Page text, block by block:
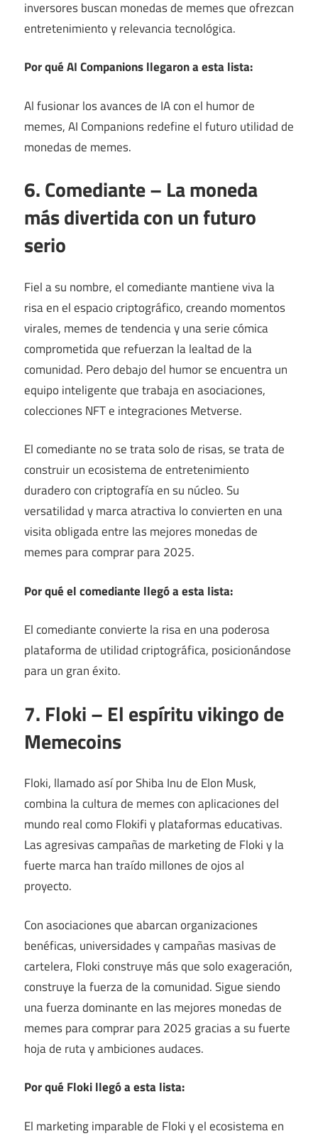
inversores buscan monedas de memes que ofrezcan
entretenimiento y relevancia tecnológica.
Por qué AI Companions llegaron a esta lista:
Al fusionar los avances de IA con el humor de
memes, AI Companions redefine el futuro utilidad de
monedas de memes.
6. Comediante – La moneda
más divertida con un futuro
serio
Fiel a su nombre, el comediante mantiene viva la
risa en el espacio criptográfico, creando momentos
virales, memes de tendencia y una serie cómica
comprometida que refuerzan la lealtad de la
comunidad. Pero debajo del humor se encuentra un
equipo inteligente que trabaja en asociaciones,
colecciones NFT e integraciones Metverse.
El comediante no se trata solo de risas, se trata de
construir un ecosistema de entretenimiento
duradero con criptografía en su núcleo. Su
versatilidad y marca atractiva lo convierten en una
visita obligada entre las mejores monedas de
memes para comprar para 2025.
Por qué el comediante llegó a esta lista:
El comediante convierte la risa en una poderosa
plataforma de utilidad criptográfica, posicionándose
para un gran éxito.
7. Floki – El espíritu vikingo de
Memecoins
Floki, llamado así por Shiba Inu de Elon Musk,
combina la cultura de memes con aplicaciones del
mundo real como Flokifi y plataformas educativas.
Las agresivas campañas de marketing de Floki y la
fuerte marca han traído millones de ojos al
proyecto.
Con asociaciones que abarcan organizaciones
benéficas, universidades y campañas masivas de
cartelera, Floki construye más que solo exageración,
construye la fuerza de la comunidad. Sigue siendo
una fuerza dominante en las mejores monedas de
memes para comprar para 2025 gracias a su fuerte
hoja de ruta y ambiciones audaces.
Por qué Floki llegó a esta lista:
El marketing imparable de Floki y el ecosistema en